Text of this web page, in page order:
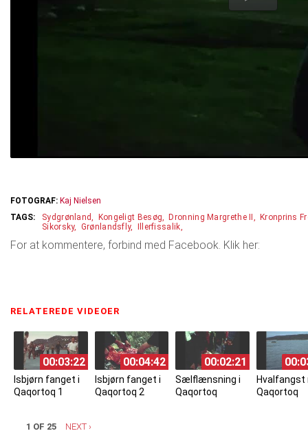
FOTOGRAF: Kaj Nielsen
Sydgrønland
Kongeligt Besøg Dronning Margrethe II
Kronprins
Sikorsky
Grønlandsfly Illerfissalik
For at kommentere, forbind med Facebook. Klik her:
RELATEREDE VIDEOER
00:03:22
Isbjørn fanget i
Qaqortoq 1
00:04:42
Isbjørn fanget i
Qaqortoq 2
00:02:21
Sælflænsning i
Qaqortoq
Qaqortoq
1 OF 25 NEXT ›